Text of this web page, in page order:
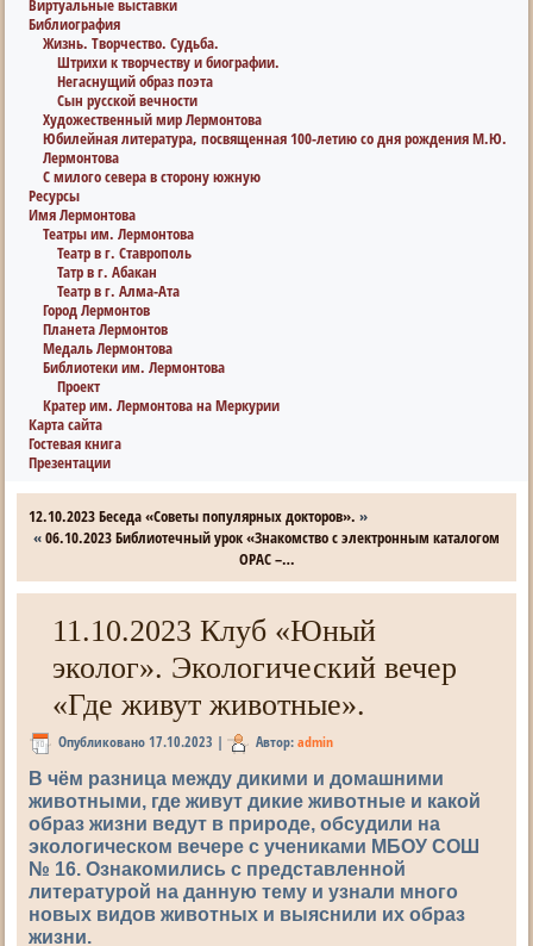
Виртуальные выставки
Библиография
Жизнь. Творчество. Судьба.
Штрихи к творчеству и биографии.
Негаснущий образ поэта
Сын русской вечности
Художественный мир Лермонтова
Юбилейная литература, посвященная 100-летию со дня рождения М.Ю.
Лермонтова
С милого севера в сторону южную
Ресурсы
Имя Лермонтова
Театры им. Лермонтова
Театр в г. Ставрополь
Татр в г. Абакан
Театр в г. Алма-Ата
Город Лермонтов
Планета Лермонтов
Медаль Лермонтова
Библиотеки им. Лермонтова
Проект
Кратер им. Лермонтова на Меркурии
Карта сайта
Гостевая книга
Презентации
12.10.2023 Беседа «Советы популярных докторов». »
«06.10.2023 Библиотечный урок «Знакомство с электронным каталогом
OPAC –…
11.10.2023 Клуб «Юный
эколог». Экологический вечер
«Где живут животные».
Опубликовано 17.10.2023 | Автор: admin
В чём разница между дикими и домашними
животными, где живут дикие животные и какой
образ жизни ведут в природе, обсудили на
экологическом вечере с учениками МБОУ СОШ
№ 16. Ознакомились с представленной
литературой на данную тему и узнали много
новых видов животных и выяснили их образ
жизни.